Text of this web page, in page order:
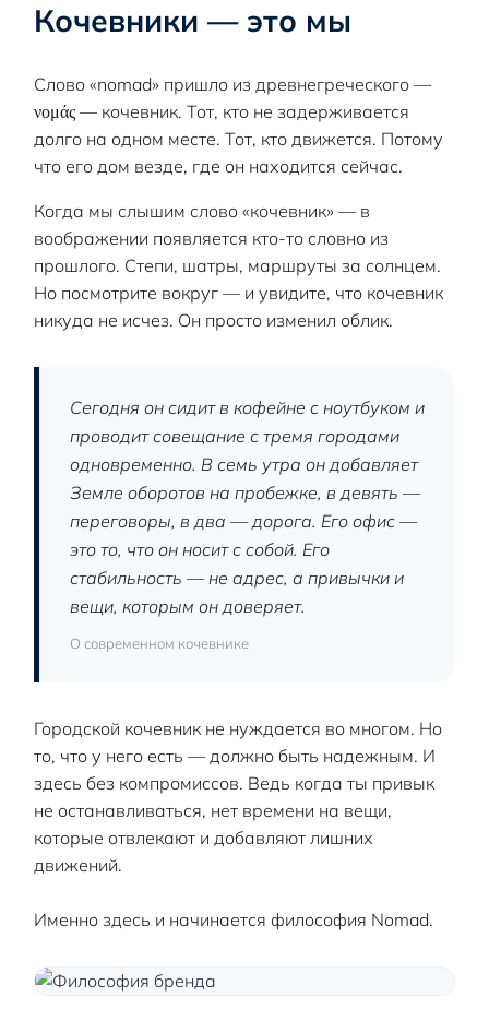
Кочевники — это мы
Слово «nomad» пришло из древнегреческого —
νομάς — кочевник. Тот, кто не задерживается
долго на одном месте. Тот, кто движется. Потому
что его дом везде, где он находится сейчас.
Когда мы слышим слово «кочевник» — в
воображении появляется кто-то словно из
прошлого. Степи, шатры, маршруты за солнцем.
Но посмотрите вокруг — и увидите, что кочевник
никуда не исчез. Он просто изменил облик.
Сегодня он сидит в кофейне с ноутбуком и
проводит совещание с тремя городами
одновременно. В семь утра он добавляет
Земле оборотов на пробежке, в девять —
переговоры, в два — дорога. Его офис —
это то, что он носит с собой. Его
стабильность — не адрес, а привычки и
вещи, которым он доверяет.
О современном кочевнике
Городской кочевник не нуждается во многом. Но
то, что у него есть — должно быть надежным. И
здесь без компромиссов. Ведь когда ты привык
не останавливаться, нет времени на вещи,
которые отвлекают и добавляют лишних
движений.
Именно здесь и начинается философия Nomad.